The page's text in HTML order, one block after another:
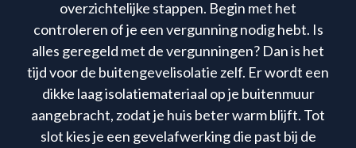
overzichtelijke stappen. Begin met het
controleren of je een vergunning nodig hebt. Is
alles geregeld met de vergunningen? Dan is het
tijd voor de buitengevelisolatie zelf. Er wordt een
dikke laag isolatiemateriaal op je buitenmuur
aangebracht, zodat je huis beter warm blijft. Tot
slot kies je een gevelafwerking die past bij de